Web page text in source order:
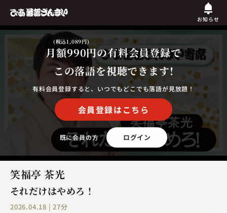
お知らせ
月額990円
(税込1,089円)
の有料会員登録で
この落語を視聴できます!
有料会員登録すると、いつでもどこでも落語が見放題！
会員登録はこちら
既に会員の方 ログイン
笑福亭 茶光
それだけはやめろ！
2026.04.18 | 27分